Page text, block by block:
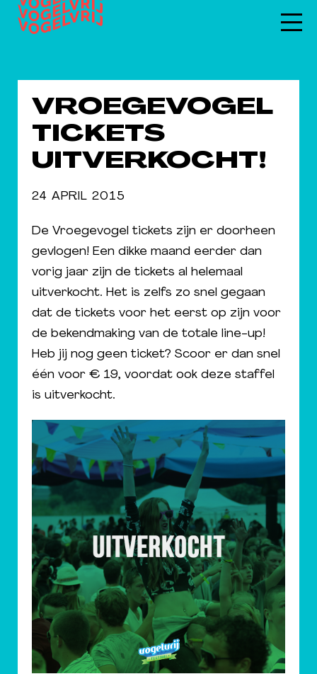
VROEGEVOGEL
TICKETS
UITVERKOCHT!
24 APRIL 2015
De Vroegevogel tickets zijn er doorheen
gevlogen! Een dikke maand eerder dan
vorig jaar zijn de tickets al helemaal
uitverkocht. Het is zelfs zo snel gegaan
dat de tickets voor het eerst op zijn voor
de bekendmaking van de totale line-up!
Heb jij nog geen ticket? Scoor er dan snel
één voor € 19, voordat ook deze staffel
is uitverkocht.